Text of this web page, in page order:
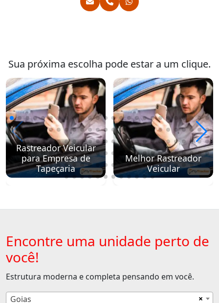
Sua próxima escolha pode estar a um clique.
Rastreador Veicular
para Empresa de
Tapeçaria
Melhor Rastreador
Veicular
Encontre uma unidade perto de
você!
Estrutura moderna e completa pensando em você.
×
Goias